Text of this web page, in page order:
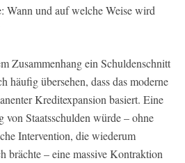
Wann und auf welche Weise wird
Zusammenhang ein Schuldenschnitt
häufig übersehen, dass das moderne
Kreditexpansion basiert. Eine
von Staatsschulden würde – ohne
Intervention, die wiederum
brächte – eine massive Kontraktion